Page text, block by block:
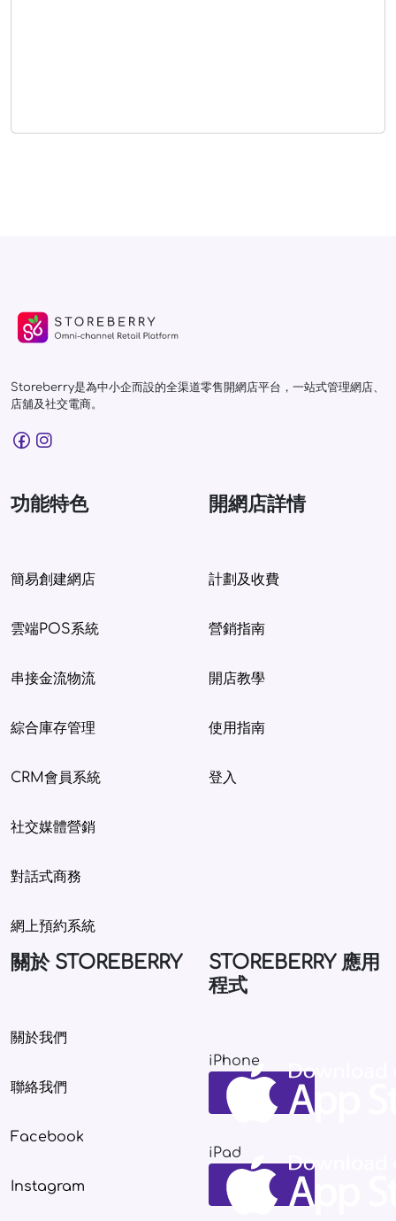
Storeberry是為中小企而設的全渠道零售開網店平台，一站式管理網店、
店舖及社交電商。
功能特色
簡易創建網店
雲端POS系統
串接金流物流
綜合庫存管理
CRM會員系統
社交媒體營銷
對話式商務
網上預約系統
開網店詳情
計劃及收費
營銷指南
開店教學
使用指南
登入
關於 STOREBERRY
關於我們
聯絡我們
Facebook
Instagram
STOREBERRY 應用
程式
iPhone
iPad